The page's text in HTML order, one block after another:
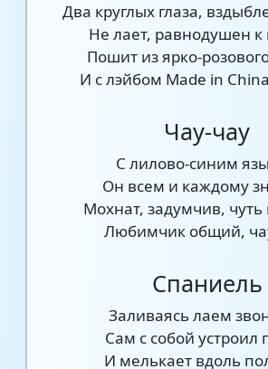
Два круглых глаза,
Не лает, равнодушен к
Пошит из ярко-
И с лэйбом Made in
Чау-чау
С лилово-синим
Он всем и каждому
Мохнат, задумчив,
Любимчик общий,
Спаниель
Заливаясь лаем
Сам с собой устроил
И мелькает вдоль